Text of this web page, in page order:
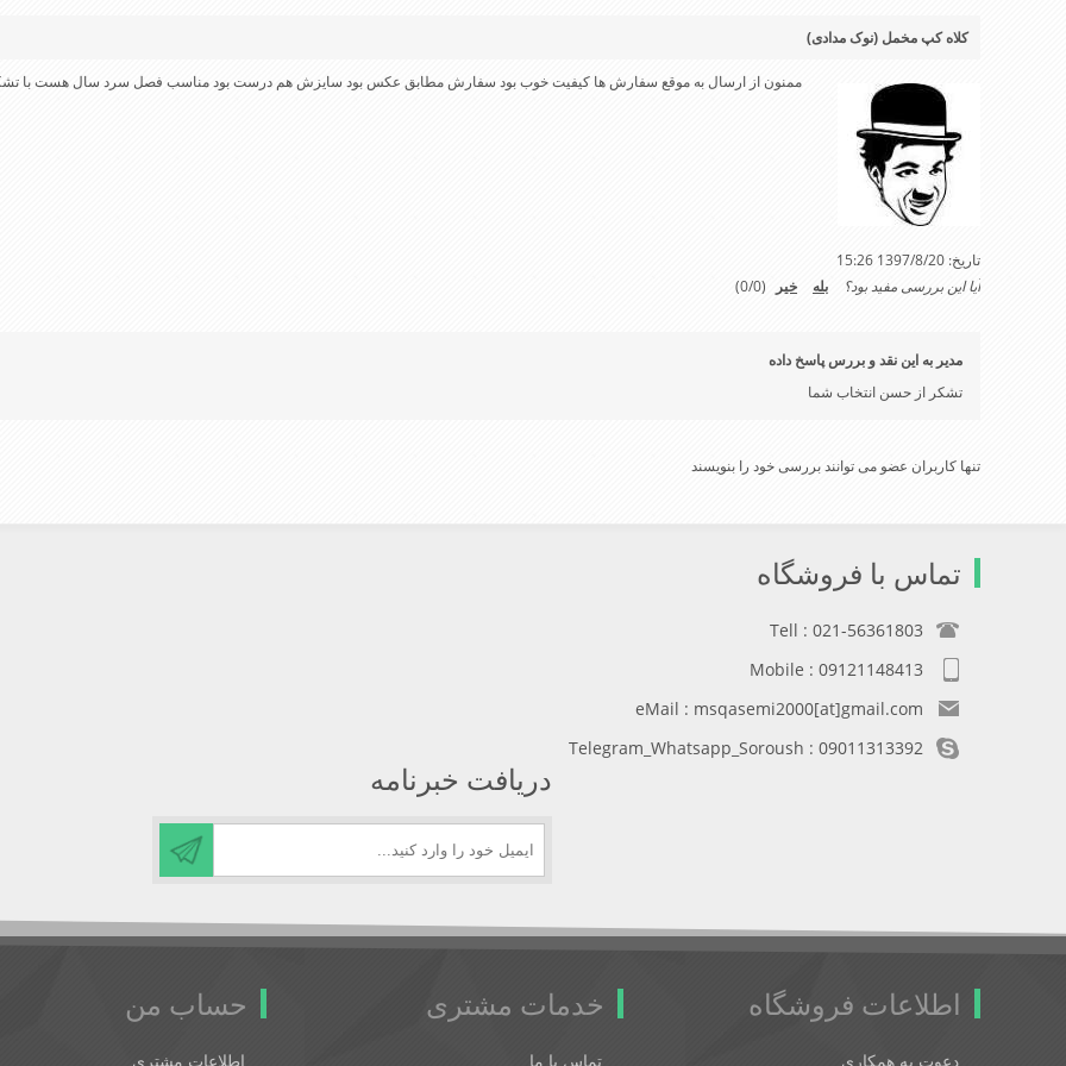
کلاه کپ مخمل (نوک مدادی)
ممنون از ارسال به موقع سفارش ها کیفیت خوب بود سفارش مطابق عکس بود سایزش هم درست بود مناسب فصل سرد سال هست با
تاریخ: 1397/8/20 15:26
آیا این بررسی مفید بود؟
بله خیر (
0/0
)
مدیر به این نقد و بررس پاسخ داده
تشکر از حسن انتخاب شما
تنها کاربران عضو می توانند بررسی خود را بنویسند
تماس با فروشگاه
Tell : 021-56361803
Mobile : 09121148413
eMail : msqasemi2000[at]gmail.com
Telegram_Whatsapp_Soroush : 09011313392
دریافت خبرنامه
اطلاعات فروشگاه
دعوت به همکاری
خدمات مشتری
تماس با ما
حساب من
اطلاعات مشتری